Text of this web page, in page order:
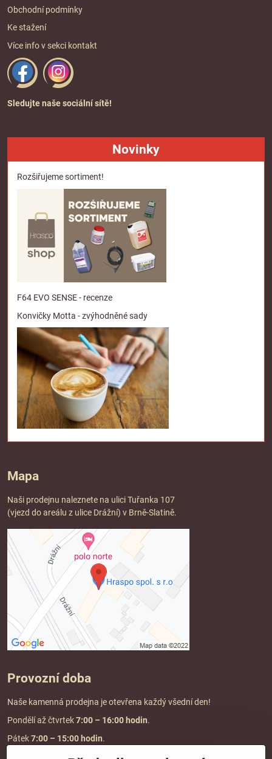
Obchodní podmínky
Ke stažení
Více info v sekci kontakt
Sledujte naše sociální sítě!
Novinky
Rozšiřujeme sortiment!
F64 EVO SENSE - recenze
Konvičky Motta - zvýhodněné sady
Mapa
Naši prodejnu naleznete na ulici Tuřanka 107
(vjezd do areálu z ulice Drážní) v Brně-Slatině.
Provozní doba
Naše kamenná prodejna je otevřena každý všední den!
Pondělí až čtvrtek7:00 – 16:00 hodin.
Pátek7:00 – 15:00 hodin.